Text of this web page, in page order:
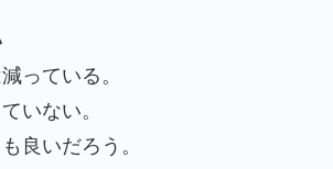
っている。
いない。
良いだろう。